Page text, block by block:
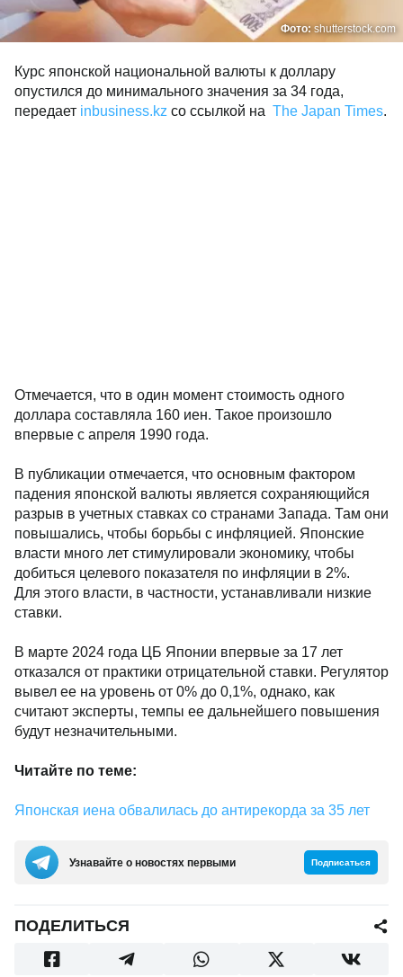
Фото: shutterstock.com
Курс японской национальной валюты к доллару
опустился до минимального значения за 34 года,
передает inbusiness.kz со ссылкой на The Japan Times.
Отмечается, что в один момент стоимость одного
доллара составляла 160 иен. Такое произошло
впервые с апреля 1990 года.
В публикации отмечается, что основным фактором
падения японской валюты является сохраняющийся
разрыв в учетных ставках со странами Запада. Там они
повышались, чтобы борьбы с инфляцией. Японские
власти много лет стимулировали экономику, чтобы
добиться целевого показателя по инфляции в 2%.
Для этого власти, в частности, устанавливали низкие
ставки.
В марте 2024 года ЦБ Японии впервые за 17 лет
отказался от практики отрицательной ставки. Регулятор
вывел ее на уровень от 0% до 0,1%, однако, как
считают эксперты, темпы ее дальнейшего повышения
будут незначительными.
Читайте по теме:
Японская иена обвалилась до антирекорда за 35 лет
Узнавайте о новостях первыми Подписаться
ПОДЕЛИТЬСЯ